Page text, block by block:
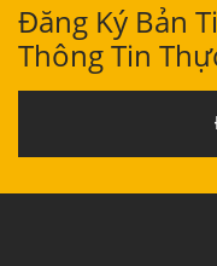
Đăng Ký Bản
Thông Tin